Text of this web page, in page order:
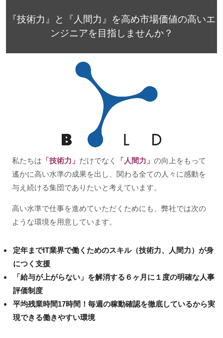
『技術力』と『人間力』を高め市場価値の高いエ
ンジニアを目指しませんか？
私たちは 「技術力」 だけでなく 「人間力」 の向上をもって
遙かに高い水準の成果を出し、関わる全ての人々に感動を
与え続ける集団でありたいと考えています。
高い水準で仕事を進めていただくためにも、弊社では次の
ような環境を用意しています。
定年までIT業界で働くためのスキル（技術力、人間力）が身
につく支援
「給与が上がらない」を解消する６ヶ月に１度の明確な人事
評価制度
平均残業時間17時間！毎週の稼動確認を徹底しているから実
現できる働きやすい環境